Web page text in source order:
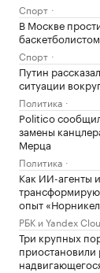
Спорт
В Москве
Спорт
Путин
ситуации
Политика
Politico
замены
Мерца
Политика
Как ИИ-агенты
опыт
РБК и Yandex
Три крупных
приостановили